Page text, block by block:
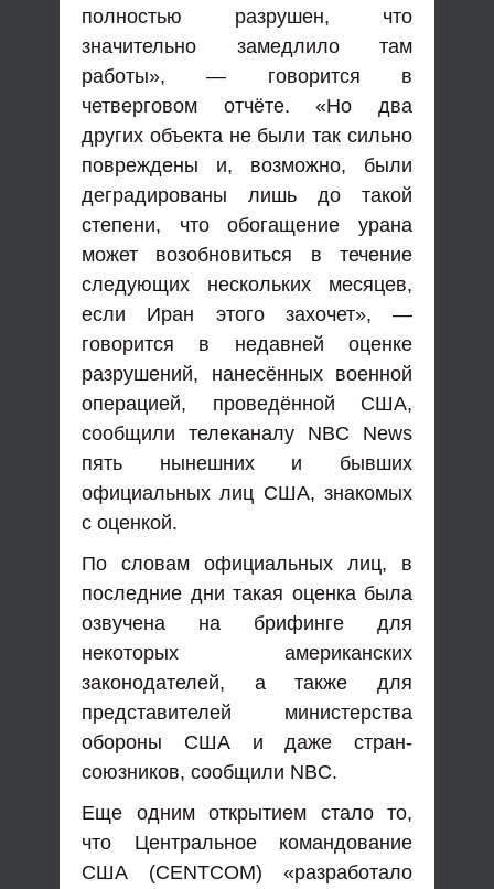
полностью разрушен, что
значительно замедлило там
работы», — говорится в
четверговом отчёте. «Но два
других объекта не были так сильно
повреждены и, возможно, были
деградированы лишь до такой
степени, что обогащение урана
может возобновиться в течение
следующих нескольких месяцев,
если Иран этого захочет», —
говорится в недавней оценке
разрушений, нанесённых военной
операцией, проведённой США,
сообщили телеканалу NBC News
пять нынешних и бывших
официальных лиц США, знакомых
с оценкой.
По словам официальных лиц, в
последние дни такая оценка была
озвучена на брифинге для
некоторых американских
законодателей, а также для
представителей министерства
обороны США и даже стран-
союзников, сообщили NBC.
Еще одним открытием стало то,
что Центральное командование
США (CENTCOM) «разработало